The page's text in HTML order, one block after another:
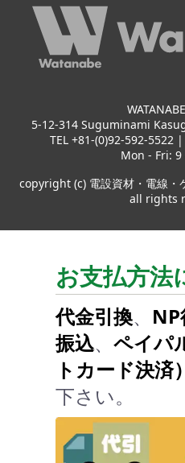
5-12-314 Suguminami
TEL +81-(0)92-592-5522
Mon - Fri:
copyright (c) 電設資材・電線・
all rights
お支払方法
代金引換、
振込、 ペイパ
トカード決済）
下さい。